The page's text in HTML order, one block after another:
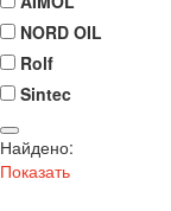
NORD OIL
Rolf
Sintec
Найдено:
Показать